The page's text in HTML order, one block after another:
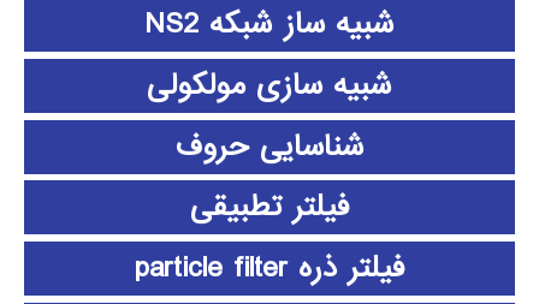
شبیه ساز شبکه NS2
شبیه سازی مولکولی
شناسایی حروف
فیلتر تطبیقی
فیلتر ذره particle filter